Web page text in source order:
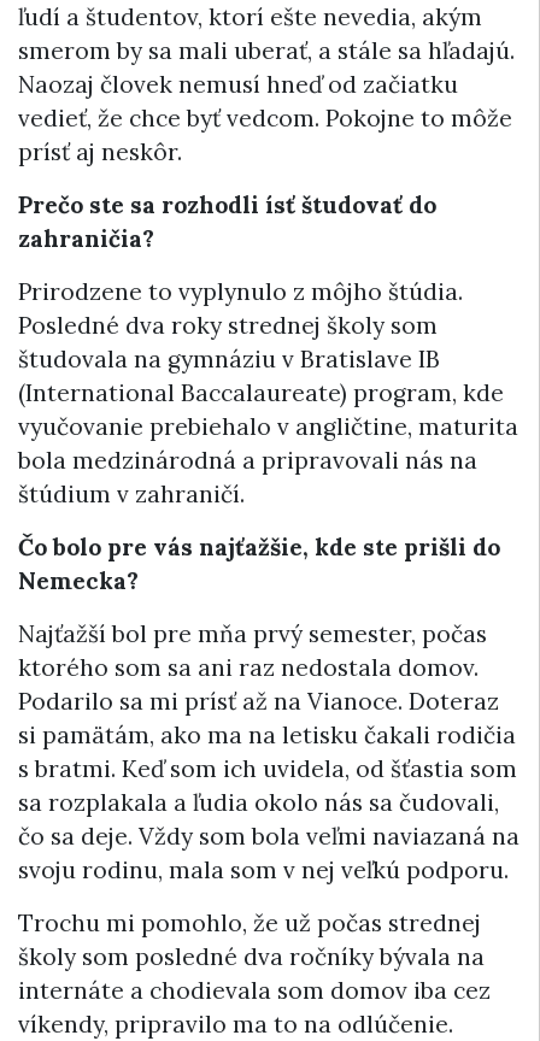
ľudí a študentov, ktorí ešte nevedia, akým
smerom by sa mali uberať, a stále sa hľadajú.
Naozaj človek nemusí hneď od začiatku
vedieť, že chce byť vedcom. Pokojne to môže
prísť aj neskôr.
Prečo ste sa rozhodli ísť študovať do
zahraničia?
Prirodzene to vyplynulo z môjho štúdia.
Posledné dva roky strednej školy som
študovala na gymnáziu v Bratislave IB
(International Baccalaureate) program, kde
vyučovanie prebiehalo v angličtine, maturita
bola medzinárodná a pripravovali nás na
štúdium v zahraničí.
Čo bolo pre vás najťažšie, kde ste prišli do
Nemecka?
Najťažší bol pre mňa prvý semester, počas
ktorého som sa ani raz nedostala domov.
Podarilo sa mi prísť až na Vianoce. Doteraz
si pamätám, ako ma na letisku čakali rodičia
s bratmi. Keď som ich uvidela, od šťastia som
sa rozplakala a ľudia okolo nás sa čudovali,
čo sa deje. Vždy som bola veľmi naviazaná na
svoju rodinu, mala som v nej veľkú podporu.
Trochu mi pomohlo, že už počas strednej
školy som posledné dva ročníky bývala na
internáte a chodievala som domov iba cez
víkendy, pripravilo ma to na odlúčenie.